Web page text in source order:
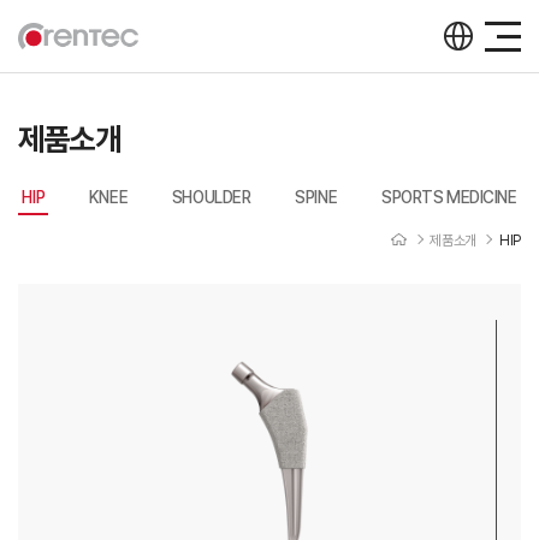
제품소개
HIP KNEE SHOULDER SPINE SPORTS MEDICINE
제품소개 HIP